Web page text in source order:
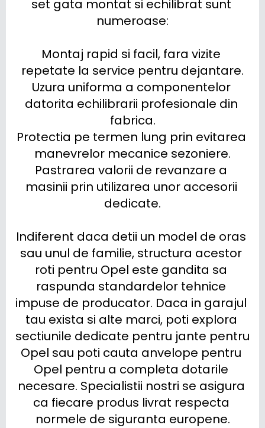
set gata montat si echilibrat sunt
numeroase:
Montaj rapid si facil, fara vizite
repetate la service pentru dejantare.
Uzura uniforma a componentelor
datorita echilibrarii profesionale din
fabrica.
Protectia pe termen lung prin evitarea
manevrelor mecanice sezoniere.
Pastrarea valorii de revanzare a
masinii prin utilizarea unor accesorii
dedicate.
Indiferent daca detii un model de oras
sau unul de familie, structura acestor
roti pentru Opel este gandita sa
raspunda standardelor tehnice
impuse de producator. Daca in garajul
tau exista si alte marci, poti explora
sectiunile dedicate pentru jante pentru
Opel sau poti cauta anvelope pentru
Opel pentru a completa dotarile
necesare. Specialistii nostri se asigura
ca fiecare produs livrat respecta
normele de siguranta europene.